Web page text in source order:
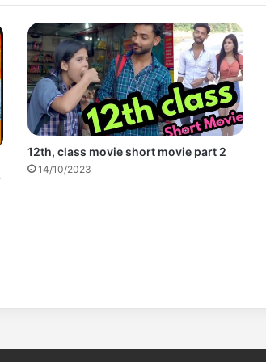
12th, class movie short movie part 2
14/10/2023